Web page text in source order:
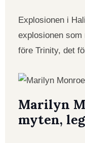
Explosionen i
explosionen
före Trinity, det
Marilyn
myten,